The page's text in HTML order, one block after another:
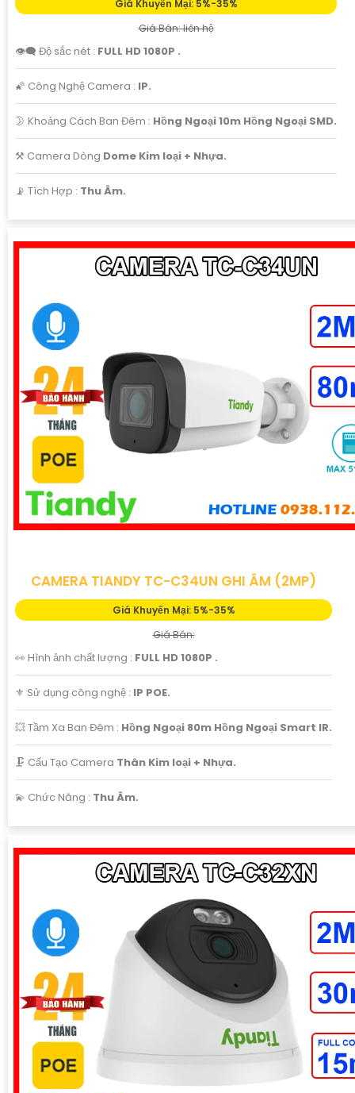
Giá Khuyến Mại: 5%-35%
Giá Bán: liên hệ
👁️‍🗨 Độ sắc nét : FULL HD 1080P .
🌠 Công Nghệ Camera : IP.
🌛 Khoảng Cách Ban Đêm : Hồng Ngoại 10m Hồng Ngoại SMD.
⚒ Camera Dòng Dome Kim loại + Nhựa.
️📡 Tích Hợp : Thu Âm.
CAMERA TIANDY TC-C34UN GHI ÂM (2MP)
Giá Khuyến Mại: 5%-35%
Giá Bán:
👀 Hình ảnh chất lượng : FULL HD 1080P .
⚜️ Sử dụng công nghệ : IP POE.
💥 Tầm Xa Ban Đêm : Hồng Ngoại 80m Hồng Ngoại Smart IR.
🗜️ Cấu Tạo Camera Thân Kim loại + Nhựa.
️💫 Chức Năng : Thu Âm.